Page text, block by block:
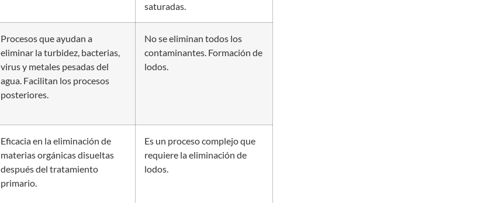
saturadas.
Procesos que ayudan a
eliminar la turbidez, bacterias,
virus y metales pesadas del
agua. Facilitan los procesos
posteriores.
No se eliminan todos los
contaminantes. Formación de
lodos.
Eficacia en la eliminación de
materias orgánicas disueltas
después del tratamiento
primario.
Es un proceso complejo que
requiere la eliminación de
lodos.